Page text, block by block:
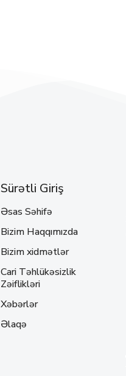
Sürətli Giriş
Əsas Səhifə
Bizim Haqqımızda
Bizim xidmətlər
Cari Təhlükəsizlik
Zəiflikləri
Xəbərlər
Əlaqə